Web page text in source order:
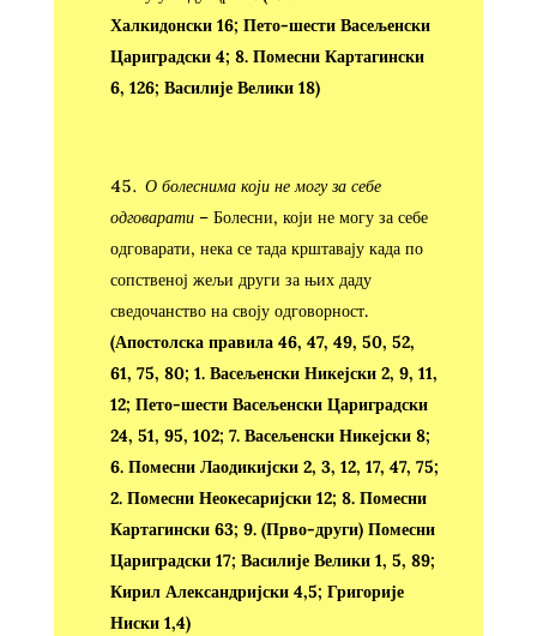
Халкидонски 16; Пето-шести Васељенски
Цариградски 4; 8. Помесни Картагински
6, 126; Василије Велики 18)
О болеснима који не могу за себе
одговарати– Болесни, који не могу за себе
одговарати, нека се тада крштавају када по
сопственој жељи други за њих даду
сведочанство на своју одговорност.
(Апостолска правила 46, 47, 49, 50, 52,
61, 75, 80; 1. Васељенски Никејски 2, 9, 11,
12; Пето-шести Васељенски Цариградски
24, 51, 95, 102; 7. Васељенски Никејски 8;
6. Помесни Лаодикијски 2, 3, 12, 17, 47, 75;
2. Помесни Неокесаријски 12; 8. Помесни
Картагински 63; 9. (Прво-други) Помесни
Цариградски 17; Василије Велики 1, 5, 89;
Кирил Александријски 4,5; Григорије
Ниски 1,4)